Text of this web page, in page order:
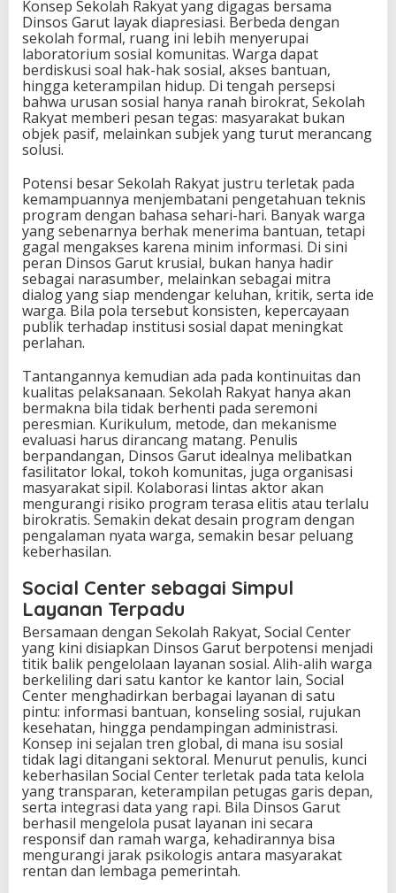
Konsep Sekolah Rakyat yang digagas bersama
Dinsos Garut layak diapresiasi. Berbeda dengan
sekolah formal, ruang ini lebih menyerupai
laboratorium sosial komunitas. Warga dapat
berdiskusi soal hak-hak sosial, akses bantuan,
hingga keterampilan hidup. Di tengah persepsi
bahwa urusan sosial hanya ranah birokrat, Sekolah
Rakyat memberi pesan tegas: masyarakat bukan
objek pasif, melainkan subjek yang turut merancang
solusi.
Potensi besar Sekolah Rakyat justru terletak pada
kemampuannya menjembatani pengetahuan teknis
program dengan bahasa sehari-hari. Banyak warga
yang sebenarnya berhak menerima bantuan, tetapi
gagal mengakses karena minim informasi. Di sini
peran Dinsos Garut krusial, bukan hanya hadir
sebagai narasumber, melainkan sebagai mitra
dialog yang siap mendengar keluhan, kritik, serta ide
warga. Bila pola tersebut konsisten, kepercayaan
publik terhadap institusi sosial dapat meningkat
perlahan.
Tantangannya kemudian ada pada kontinuitas dan
kualitas pelaksanaan. Sekolah Rakyat hanya akan
bermakna bila tidak berhenti pada seremoni
peresmian. Kurikulum, metode, dan mekanisme
evaluasi harus dirancang matang. Penulis
berpandangan, Dinsos Garut idealnya melibatkan
fasilitator lokal, tokoh komunitas, juga organisasi
masyarakat sipil. Kolaborasi lintas aktor akan
mengurangi risiko program terasa elitis atau terlalu
birokratis. Semakin dekat desain program dengan
pengalaman nyata warga, semakin besar peluang
keberhasilan.
Social Center sebagai Simpul
Layanan Terpadu
Bersamaan dengan Sekolah Rakyat, Social Center
yang kini disiapkan Dinsos Garut berpotensi menjadi
titik balik pengelolaan layanan sosial. Alih-alih warga
berkeliling dari satu kantor ke kantor lain, Social
Center menghadirkan berbagai layanan di satu
pintu: informasi bantuan, konseling sosial, rujukan
kesehatan, hingga pendampingan administrasi.
Konsep ini sejalan tren global, di mana isu sosial
tidak lagi ditangani sektoral. Menurut penulis, kunci
keberhasilan Social Center terletak pada tata kelola
yang transparan, keterampilan petugas garis depan,
serta integrasi data yang rapi. Bila Dinsos Garut
berhasil mengelola pusat layanan ini secara
responsif dan ramah warga, kehadirannya bisa
mengurangi jarak psikologis antara masyarakat
rentan dan lembaga pemerintah.